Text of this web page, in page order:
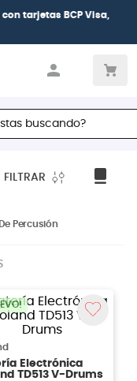
tarjetas BCP Visa,
FILTRAR
Percusión
Electrónica
TD513 V-Drums